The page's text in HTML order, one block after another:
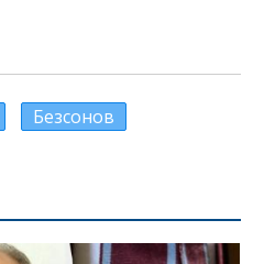
Безсонов